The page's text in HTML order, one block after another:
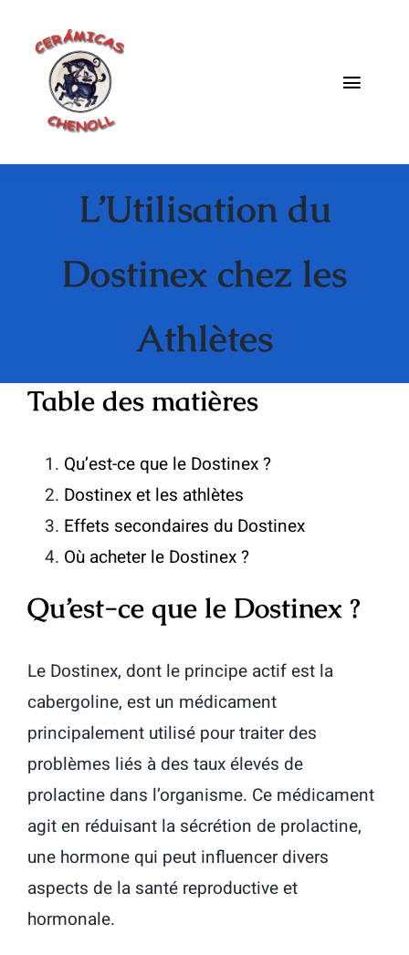
contenido
Toggle
L’Utilisation du
Dostinex chez les
Athlètes
Table des matières
Qu’est-ce que le Dostinex ?
Dostinex et les athlètes
Effets secondaires du Dostinex
Où acheter le Dostinex ?
Qu’est-ce que le Dostinex ?
Le Dostinex, dont le principe actif est la
cabergoline, est un médicament
principalement utilisé pour traiter des
problèmes liés à des taux élevés de
prolactine dans l’organisme. Ce médicament
agit en réduisant la sécrétion de prolactine,
une hormone qui peut influencer divers
aspects de la santé reproductive et
hormonale.